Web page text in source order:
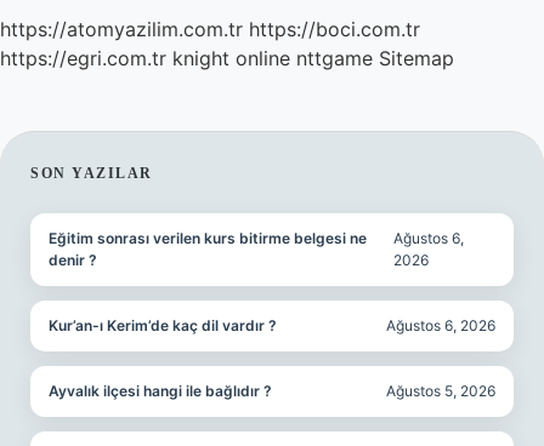
https://atomyazilim.com.tr https://boci.com.tr
https://egri.com.tr knight online nttgame Sitemap
SIDEBAR
SON YAZILAR
Eğitim sonrası verilen kurs bitirme belgesi ne
denir ?
Ağustos 6,
2026
Kur’an-ı Kerim’de kaç dil vardır ? Ağustos 6, 2026
Ayvalık ilçesi hangi ile bağlıdır ? Ağustos 5, 2026